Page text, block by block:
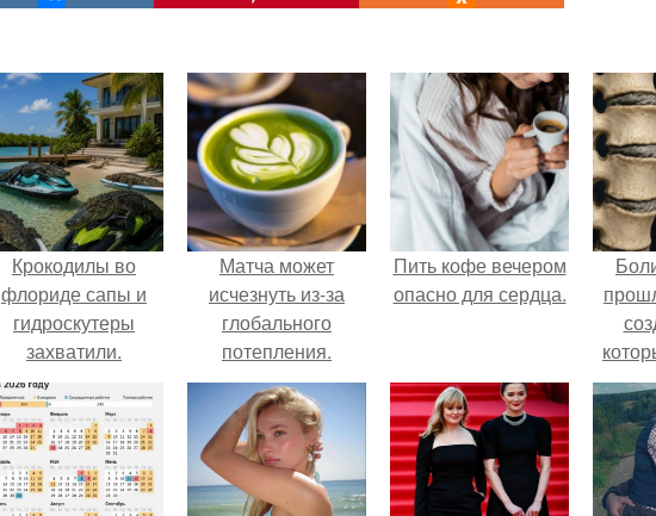
Крокодилы во
флориде сапы и
гидроскутеры
захватили.
Матча может
исчезнуть из-за
глобального
потепления.
Пить кофе вечером
опасно для сердца.